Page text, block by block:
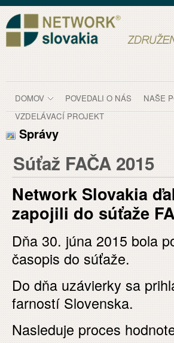
DOMOV POVEDALI O NÁS NAŠE
VZDELÁVACÍ PROJEKT
Správy
Súťaž FAČA 2015
Network Slovakia
zapojili do súťaže
Dňa 30. júna 2015 bola
časopis do súťaže.
Do dňa uzávierky sa
farností Slovenska.
Nasleduje proces